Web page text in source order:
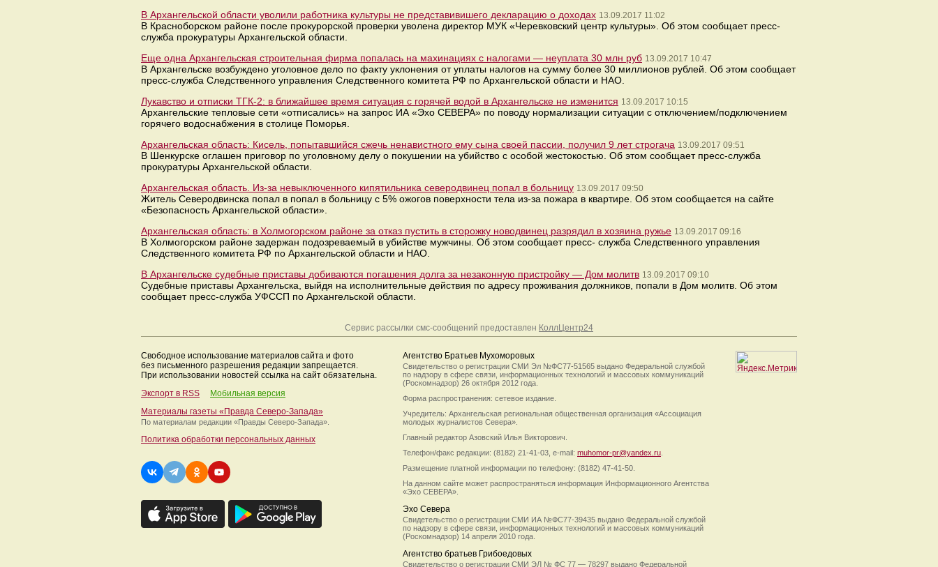
В Архангельской области уволили работника культуры не представивишего декларацию о доходах 13.09.2017 11:02
В Красноборском районе после прокурорской проверки уволена директор МУК «Черевковский центр культуры». Об этом сообщает пресс-
служба прокуратуры Архангельской области.
Еще одна Архангельская строительная фирма попалась на махинациях с налогами — неуплата 30 млн руб 13.09.2017 10:47
В Архангельске возбуждено уголовное дело по факту уклонения от уплаты налогов на сумму более 30 миллионов рублей. Об этом сообщает
пресс-служба Следственного управления Следственного комитета РФ по Архангельской области и НАО.
Лукавство и отписки ТГК-2: в ближайшее время ситуация с горячей водой в Архангельске не изменится 13.09.2017 10:15
Архангельские тепловые сети «отписались» на запрос ИА «Эхо СЕВЕРА» по поводу нормализации ситуации с отключением/подключением
горячего водоснабжения в столице Поморья.
Архангельская область: Кисель, попытавшийся сжечь ненавистного ему сына своей пассии, получил 9 лет строгача 13.09.2017 09:51
В Шенкурске оглашен приговор по уголовному делу о покушении на убийство с особой жестокостью. Об этом сообщает пресс-служба
прокуратуры Архангельской области.
Архангельская область. Из-за невыключенного кипятильника северодвинец попал в больницу 13.09.2017 09:50
Житель Северодвинска попал в попал в больницу с 5% ожогов поверхности тела из-за пожара в квартире. Об этом сообщается на сайте
«Безопасность Архангельской области».
Архангельская область: в Холмогорском районе за отказ пустить в сторожку новодвинец разрядил в хозяина ружье 13.09.2017 09:16
В Холмогорском районе задержан подозреваемый в убийстве мужчины. Об этом сообщает пресс- служба Следственного управления
Следственного комитета РФ по Архангельской области и НАО.
В Архангельске судебные приставы добиваются погашения долга за незаконную пристройку — Дом молитв 13.09.2017 09:10
Судебные приставы Архангельска, выйдя на исполнительные действия по адресу проживания должников, попали в Дом молитв. Об этом
сообщает пресс-служба УФССП по Архангельской области.
Сервис рассылки смс-сообщений предоставлен КоллЦентр24
Свободное использование материалов сайта и фото
без письменного разрешения редакции запрещается.
При использовании новостей ссылка на сайт обязательна.
Экспорт в RSS
Мобильная версия
Материалы газеты «Правда Северо-Запада»
По материалам редакции «Правды Северо-Запада».
Политика обработки персональных данных
Агентство Братьев Мухоморовых
Свидетельство о регистрации СМИ Эл №ФС77-51565 выдано Федеральной службой
по надзору в сфере связи, информационных технологий и массовых коммуникаций
(Роскомнадзор) 26 октября 2012 года.
Форма распространения: сетевое издание.
Учредитель: Архангельская региональная общественная организация «Ассоциация
молодых журналистов Севера».
Главный редактор Азовский Илья Викторович.
Телефон/факс редакции: (8182) 21-41-03, e-mail: muhomor-pr@yandex.ru
Размещение платной информации по телефону: (8182) 47-41-50.
На данном сайте может распространяться информация Информационного Агентства
«Эхо СЕВЕРА».
Эхо Севера
Свидетельство о регистрации СМИ ИА №ФС77-39435 выдано Федеральной службой
по надзору в сфере связи, информационных технологий и массовых коммуникаций
(Роскомнадзор) 14 апреля 2010 года.
Агентство братьев Грибоедовых
Свидетельство о регистрации СМИ ЭЛ № ФС 77 — 78297 выдано Федеральной